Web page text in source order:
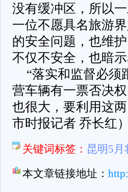
没有缓冲区，所以
一位不愿具名旅游
的安全问题，也维
不仅不安全，也暗
“落实和监督必须
营车辆有一票否决
也很大，要利用这
市时报记者 乔长红）
关键词标签： 昆明5
本文章链接地址：